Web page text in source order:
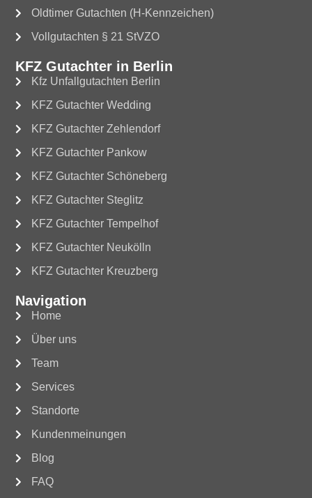
Oldtimer Gutachten (H-Kennzeichen)
Vollgutachten § 21 StVZO
KFZ Gutachter in Berlin
Kfz Unfallgutachten Berlin
KFZ Gutachter Wedding
KFZ Gutachter Zehlendorf
KFZ Gutachter Pankow
KFZ Gutachter Schöneberg
KFZ Gutachter Steglitz
KFZ Gutachter Tempelhof
KFZ Gutachter Neukölln
KFZ Gutachter Kreuzberg
Navigation
Home
Über uns
Team
Services
Standorte
Kundenmeinungen
Blog
FAQ